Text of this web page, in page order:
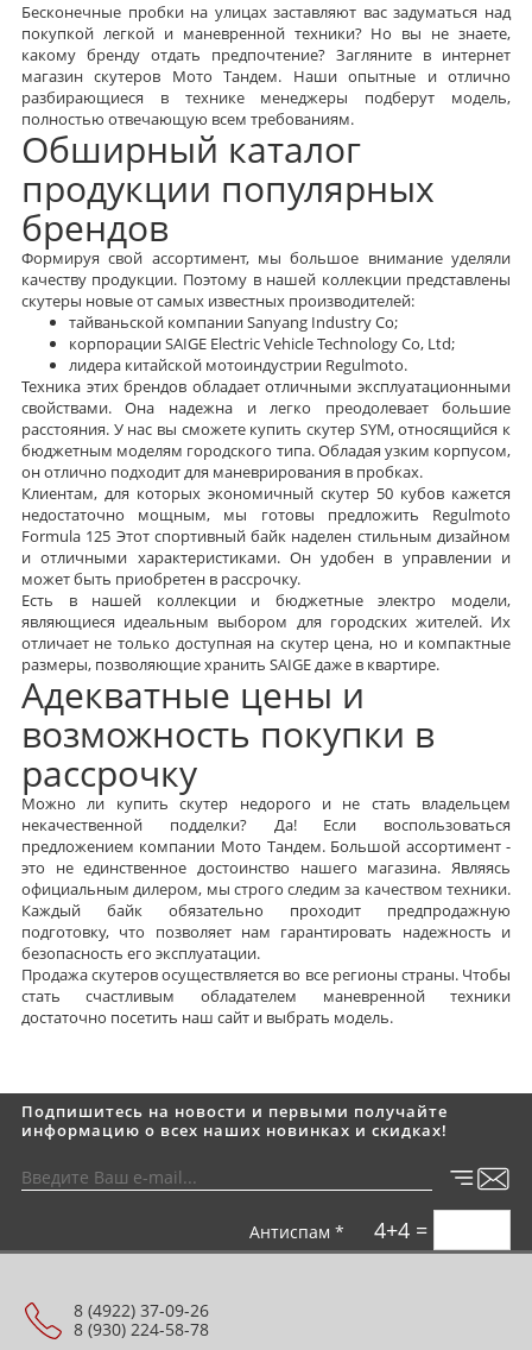
Бесконечные пробки на улицах заставляют вас задуматься над
покупкой легкой и маневренной техники? Но вы не знаете,
какому бренду отдать предпочтение? Загляните в интернет
магазин скутеров Мото Тандем. Наши опытные и отлично
разбирающиеся в технике менеджеры подберут модель,
полностью отвечающую всем требованиям.
Обширный каталог
продукции популярных
брендов
Формируя свой ассортимент, мы большое внимание уделяли
качеству продукции. Поэтому в нашей коллекции представлены
скутеры новые от самых известных производителей:
тайваньской компании Sanyang Industry Co;
корпорации SAIGE Electric Vehicle Technology Co, Ltd;
лидера китайской мотоиндустрии Regulmoto.
Техника этих брендов обладает отличными эксплуатационными
свойствами. Она надежна и легко преодолевает большие
расстояния. У нас вы сможете купить скутер SYM, относящийся к
бюджетным моделям городского типа. Обладая узким корпусом,
он отлично подходит для маневрирования в пробках.
Клиентам, для которых экономичный скутер 50 кубов кажется
недостаточно мощным, мы готовы предложить Regulmoto
Formula 125 Этот спортивный байк наделен стильным дизайном
и отличными характеристиками. Он удобен в управлении и
может быть приобретен в рассрочку.
Есть в нашей коллекции и бюджетные электро модели,
являющиеся идеальным выбором для городских жителей. Их
отличает не только доступная на скутер цена, но и компактные
размеры, позволяющие хранить SAIGE даже в квартире.
Адекватные цены и
возможность покупки в
рассрочку
Можно ли купить скутер недорого и не стать владельцем
некачественной подделки? Да! Если воспользоваться
предложением компании Мото Тандем. Большой ассортимент -
это не единственное достоинство нашего магазина. Являясь
официальным дилером, мы строго следим за качеством техники.
Каждый байк обязательно проходит предпродажную
подготовку, что позволяет нам гарантировать надежность и
безопасность его эксплуатации.
Продажа скутеров осуществляется во все регионы страны. Чтобы
стать счастливым обладателем маневренной техники
достаточно посетить наш сайт и выбрать модель.
Подпишитесь на новости и первыми получайте
информацию о всех наших новинках и скидках!
Антиспам * 4+4 =
8 (4922) 37-09-26
8 (930) 224-58-78